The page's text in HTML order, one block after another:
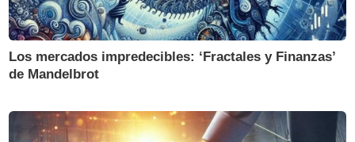
Los mercados impredecibles: ‘Fractales y Finanzas’
de Mandelbrot